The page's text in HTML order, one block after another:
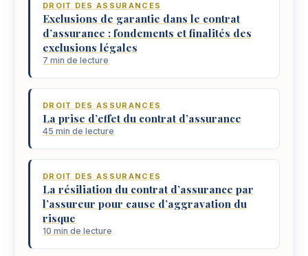
DROIT DES ASSURANCES
Exclusions de garantie dans le contrat
d’assurance : fondements et finalités des
exclusions légales
7 min de lecture
DROIT DES ASSURANCES
La prise d’effet du contrat d’assurance
45 min de lecture
DROIT DES ASSURANCES
La résiliation du contrat d’assurance par
l’assureur pour cause d’aggravation du
risque
10 min de lecture